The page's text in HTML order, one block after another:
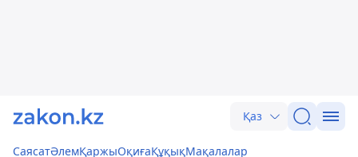
Қаз
СаясатӘлемҚаржыОқиғаҚұқықМақалалар